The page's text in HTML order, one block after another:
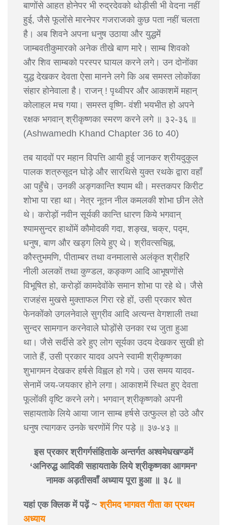
बाणोंसे आहत होनेपर भी रुद्रदेवको थोड़ीसी भी वेदना नहीं
हुई, जैसे फूलोंसे मारनेपर गजराजको कुछ पता नहीं चलता
है। अब शिवने अपना धनुष उठाया और युद्धमें
जाम्बवतीकुमारको अनेक तीखे बाण मारे। साम्ब शिवको
और शिव साम्बको परस्पर घायल करने लगे। उन दोनोंका
युद्ध देखकर देवता ऐसा मानने लगे कि अब समस्त लोकोंका
संहार होनेवाला है। राजन् ! पृथ्वीपर और आकाशमें महान्
कोलाहल मच गया। समस्त वृष्णि- वंशी भयभीत हो अपने
रक्षक भगवान् श्रीकृष्णका स्मरण करने लगे ॥ ३२-३६ ॥
(Ashwamedh Khand Chapter 36 to 40)
तब यादवों पर महान विपत्ति आयी हुई जानकर श्रीयदुकुल
पालक शत्रुसूदन घोड़े और सारथिसे युक्त रथके द्वारा वहाँ
आ पहुँचे। उनकी अङ्गकान्ति श्याम थी। मस्तकपर किरीट
शोभा पा रहा था। नेत्र नूतन नील कमलकी शोभा छीन लेते
थे। करोड़ों नवीन सूर्यकी कान्ति धारण किये भगवान्
श्यामसुन्दर हाथोंमें कौमोदकी गदा, शङ्ख, चक्र, पद्म,
धनुष, बाण और खड्ग लिये हुए थे। श्रीवत्सचिह्न,
कौस्तुभमणि, पीताम्बर तथा वनमालासे अलंकृत श्रीहरि
नीली अलकों तथा कुण्डल, कङ्कण आदि आभूषणोंसे
विभूषित हो, करोड़ों कामदेवोंके समान शोभा पा रहे थे। जैसे
राजहंस मुखसे मुक्ताफल गिरा रहे हों, उसी प्रकार श्वेत
फेनकोंको उगलनेवाले सुग्रीव आदि अत्यन्त वेगशाली तथा
सुन्दर सामगान करनेवाले घोड़ोंसे उनका रथ जुता हुआ
था। जैसे सर्दीसे डरे हुए लोग सूर्यका उदय देखकर सुखी हो
जाते हैं, उसी प्रकार यादव अपने स्वामी श्रीकृष्णका
शुभागमन देखकर हर्षसे विह्वल हो गये। उस समय यादव-
सेनामें जय-जयकार होने लगा। आकाशमें स्थित हुए देवता
फूलोंकी वृष्टि करने लगे। भगवान् श्रीकृष्णको अपनी
सहायताके लिये आया जान साम्ब हर्षसे उत्फुल्ल हो उठे और
धनुष त्यागकर उनके चरणोंमें गिर पड़े ॥ ३७-४३ ॥
इस प्रकार श्रीगर्गसंहिताके अन्तर्गत अश्वमेधखण्डमें
‘अनिरुद्ध आदिकी सहायताके लिये श्रीकृष्णका आगमन’
नामक अड़तीसवाँ अध्याय पूरा हुआ ॥ ३८ ॥
यहां एक क्लिक में पढ़ें ~श्रीमद भागवत गीता का प्रथम
अध्याय